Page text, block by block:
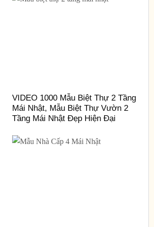
VIDEO 1000 Mẫu Biệt Thự 2 Tầng
Mái Nhật, Mẫu Biệt Thự Vườn 2
Tầng Mái Nhật Đẹp Hiện Đại